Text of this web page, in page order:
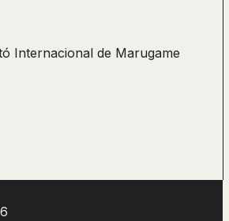
Internacional de Marugame